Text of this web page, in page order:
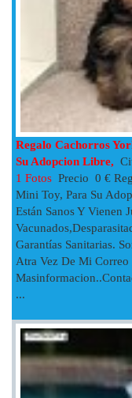
Regalo Cachorros
Su Adopcion Libre,
1 Fotos Precio 0 €
Mini Toy, Para Su
Están Sanos Y Vienen
Garantías Sanitarias.
Atra Vez De Mi Correo
...